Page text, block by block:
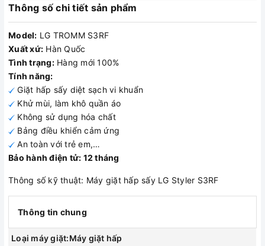
Công nghệ giặt:Công nghệ máy nén bơm nhiệt Inverter để
sấy khô nhẹ nhàng, tiết kiệm, mà không làm hư hỏng sợi
vải, Công nghệ hơi nước True steam diệt tác nhân dị ứng
Tiện ích:Cho phép điều khiển máy giặt từ xa qua ứng
dụng SmartThinQ
Tổng quan
Chất liệu nắp máy:Kính chịu lực
Thông số chi tiết sản phẩm
Model: LG TROMM S3RF
Xuất xứ: Hàn Quốc
Tình trạng:Hàng mới 100%
Tính năng:
Giặt hấp sấy diệt sạch vi khuẩn
Khử mùi, làm khô quần áo
Không sử dụng hóa chất
Bảng điều khiển cảm ứng
An toàn với trẻ em,…
Bảo hành điện tử: 12 tháng
Thông số kỹ thuật: Máy giặt hấp sấy LG Styler S3RF
Thông tin chung
Loại máy giặt:Máy giặt hấp